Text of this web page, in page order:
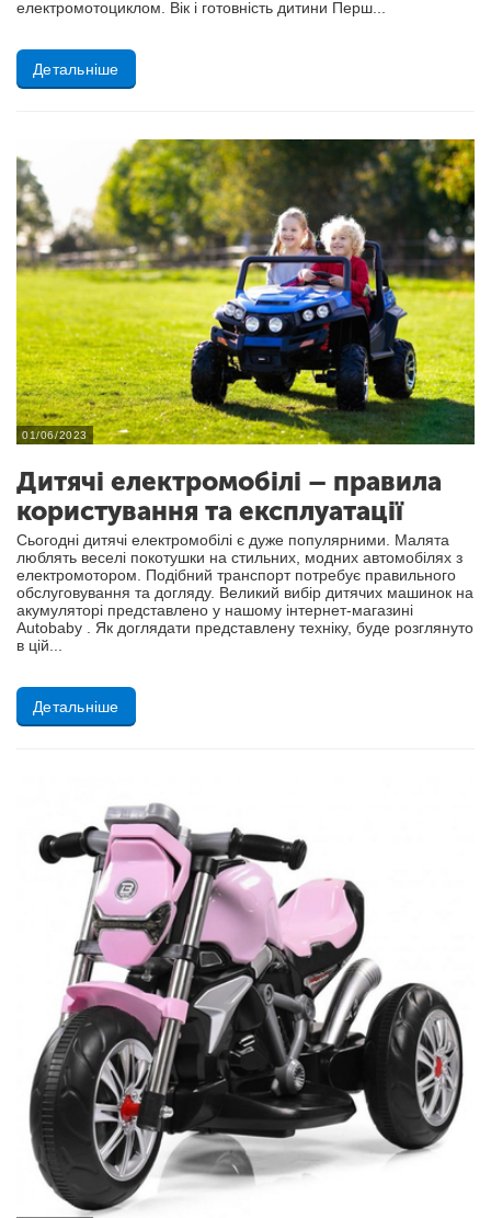
електромотоциклом. Вік і готовність дитини Перш...
Детальніше
01/06/2023
Дитячі електромобілі – правила
користування та експлуатації
Сьогодні дитячі електромобілі є дуже популярними. Малята
люблять веселі покотушки на стильних, модних автомобілях з
електромотором. Подібний транспорт потребує правильного
обслуговування та догляду. Великий вибір дитячих машинок на
акумуляторі представлено у нашому інтернет-магазині
Autobaby . Як доглядати представлену техніку, буде розглянуто
в цій...
Детальніше